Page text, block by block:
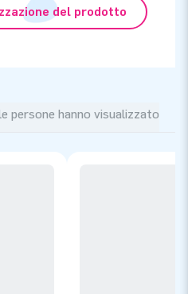
del prodotto
persone hanno visualizzato